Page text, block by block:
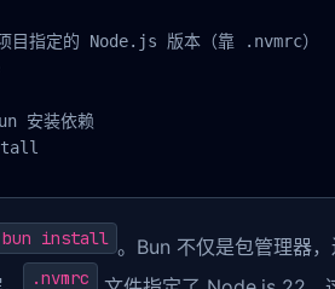
目指定的 Node.js 版本（靠 .nvmrc）
安装依赖
bun install 。Bun 不仅是包管理器
.nvmrc